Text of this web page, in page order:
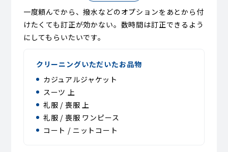
一度頼んでから、撥水などのオプションをあとから付
けたくても訂正が効かない。数時間は訂正できるよう
にしてもらいたいです。
クリーニングいただいたお品物
カジュアルジャケット
スーツ 上
礼服 / 喪服 上
礼服 / 喪服 ワンピース
コート / ニットコート